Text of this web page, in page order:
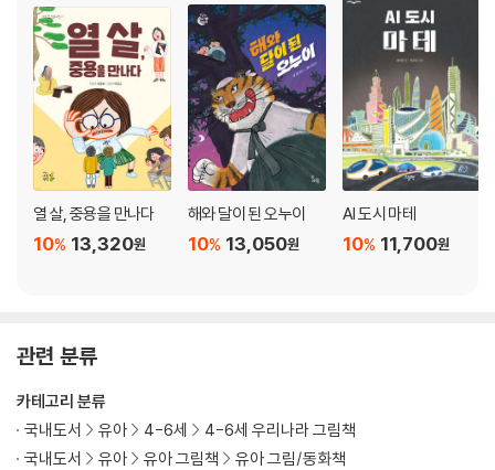
열 살, 중용을 만나다
13,320원
10%
해와 달이 된 오누이
13,050원
10%
AI 도시 마테
11,700원
10%
관련 분류
카테고리 분류
국내도서
유아 4-6세
4-6세 우리나라 그림책
국내도서
유아 유아 그림책 유아 그림/동화책